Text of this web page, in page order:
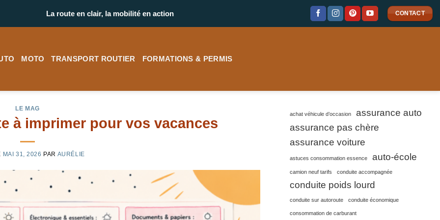
La route en clair, la mobilité en action CONTACT
MOTO TRANSPORT ROUTIER FORMATIONS & PERMIS
LE MAG
à imprimer pour vos vacances
MAI 31, 2026 PAR AURÉLIE
achat véhicule d’occasion
assurance auto
assurance pas chère
assurance voiture
astuces consommation essence auto-école
camion neuf tarifs conduite accompagnée
conduite poids lourd
conduite sur autoroute conduite économique
consommation de carburant